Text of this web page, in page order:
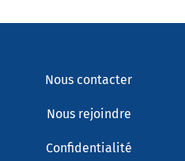
Nous contacter
Nous rejoindre
Confidentialité